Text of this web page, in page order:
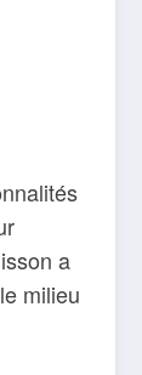
a
milieu